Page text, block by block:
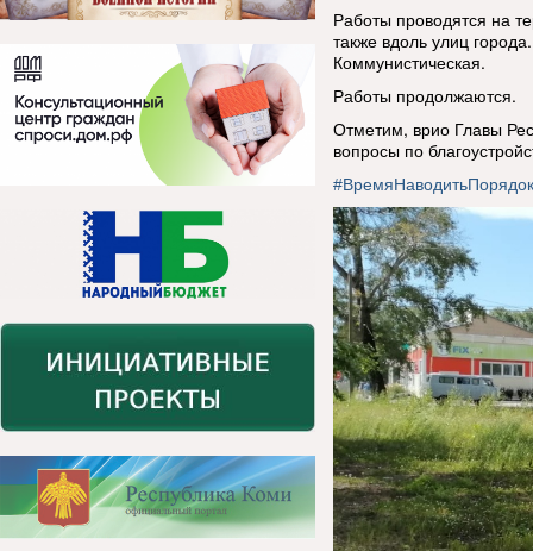
Работы проводятся на
также вдоль улиц
Коммунистическая.
Работы продолжаются.
Отметим, врио Главы
вопросы по
#ВремяНаводитьПорядок